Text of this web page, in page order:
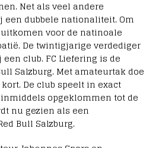
Net als veel andere
dubbele nationaliteit. Om
voor de natinoale
De twintigjarige verdediger
club. FC Liefering is de
Salzburg. Met amateurtak doe
De club speelt in exact
opgeklommen tot de
nu gezien als een
Bull Salzburg.